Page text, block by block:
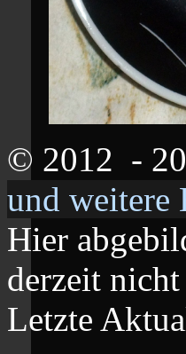
© 2012 -
und weitere
Hier
derzeit
Letzte